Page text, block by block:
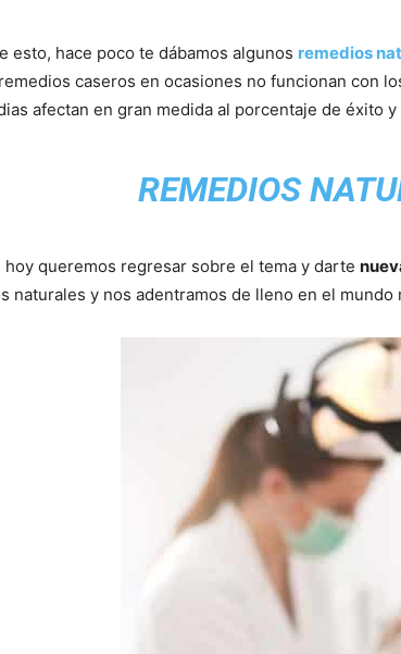
esto, hace poco te dábamos algunos remedios
caseros en ocasiones no funcionan con
afectan en gran medida al porcentaje de éxito
REMEDIOS
hoy queremos regresar sobre el tema y darte
naturales y nos adentramos de lleno en el mundo